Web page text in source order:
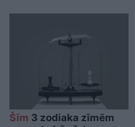
Šīm 3 zodiaka zīmēm